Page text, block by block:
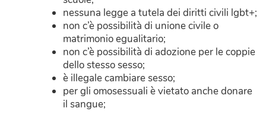
nessuna legge a tutela dei diritti civili lgbt+;
non c’è possibilità di unione civile o
matrimonio egualitario;
non c’è possibilità di adozione per le coppie
dello stesso sesso;
è illegale cambiare sesso;
per gli omosessuali è vietato anche donare
il sangue;